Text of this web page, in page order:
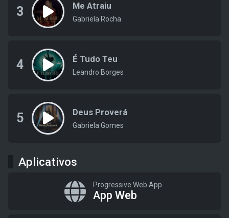
3 Me Atraiu
Gabriela Rocha
4 É Tudo Teu
Leandro Borges
5 Deus Proverá
Gabriela Gomes
Aplicativos
Progressive Web App
App Web